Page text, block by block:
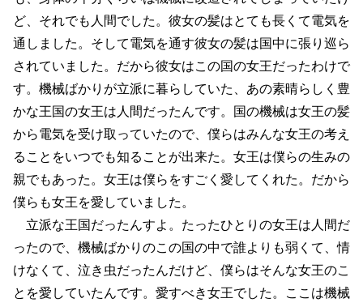
ど、それでも人間でした。彼女の髪はとても長くて電気を
通しました。そして電気を通す彼女の髪は国中に張り巡ら
されていました。だから彼女はこの国の女王だったわけで
す。機械ばかりが立派に暮らしていた、あの素晴らしく豊
かな王国の女王は人間だったんです。国の機械は女王の髪
から電気を受け取っていたので、僕らはみんな女王の考え
ることをいつでも知ることが出来た。女王は僕らの生みの
親でもあった。女王は僕らをすごく愛してくれた。だから
僕らも女王を愛していました。
立派な王国だったんすよ。たったひとりの女王は人間だ
ったので、機械ばかりのこの国の中で誰よりも弱くて、情
けなくて、泣き虫だったんだけど、僕らはそんな女王のこ
とを愛していたんです。愛すべき女王でした。ここは機械